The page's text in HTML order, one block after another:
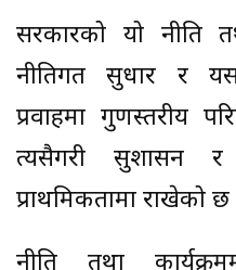
सरकारको यो नीति
नीतिगत सुधार र
प्रवाहमा गुणस्तरीय
त्यसैगरी सुशासन र
प्राथमिकतामा राखेको छ